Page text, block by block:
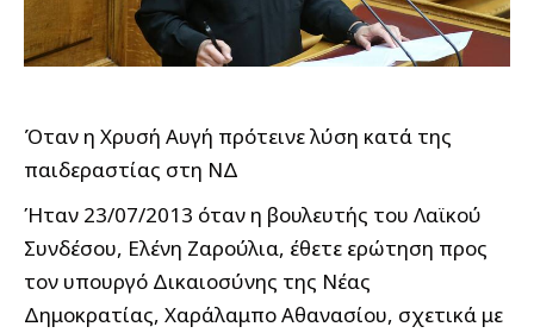
Όταν η Χρυσή Αυγή πρότεινε λύση κατά της
παιδεραστίας στη ΝΔ
Ήταν 23/07/2013 όταν η βουλευτής του Λαϊκού
Συνδέσου, Ελένη Ζαρούλια, έθετε ερώτηση προς
τον υπουργό Δικαιοσύνης της Νέας
Δημοκρατίας, Χαράλαμπο Αθανασίου, σχετικά με